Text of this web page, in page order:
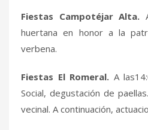
Fiestas Campotéjar Alta.
huertana en honor a la
verbena.
Fiestas El Romeral. A
Social, degustación de
vecinal. A continuación,